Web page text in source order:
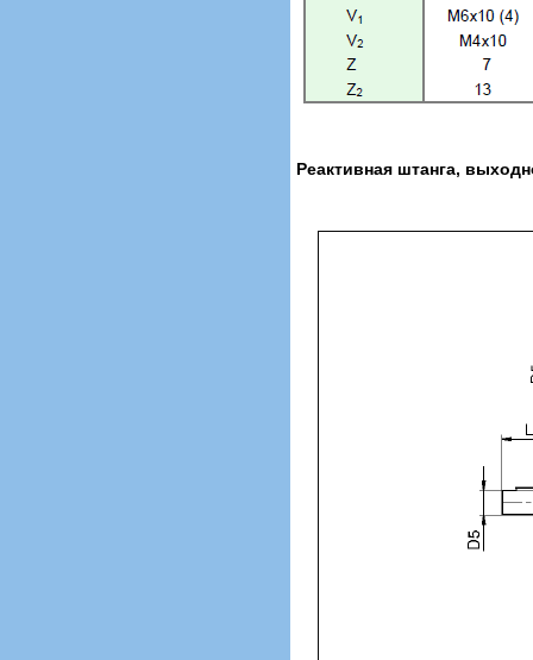
Реактивная штанга,